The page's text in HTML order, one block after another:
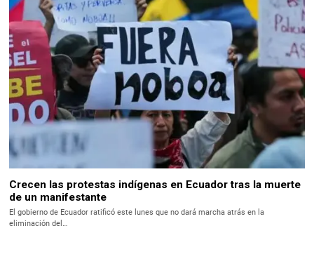
Crecen las protestas indígenas en Ecuador tras la muerte
de un manifestante
El gobierno de Ecuador ratificó este lunes que no dará marcha atrás en la
eliminación del…